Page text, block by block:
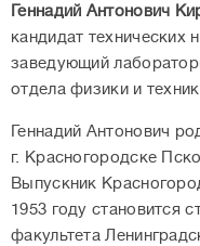
Геннадий Антонович
кандидат технических
заведующий
отдела физики и
Геннадий Антонович
г. Красногородске
Выпускник
1953 году становится
факультета